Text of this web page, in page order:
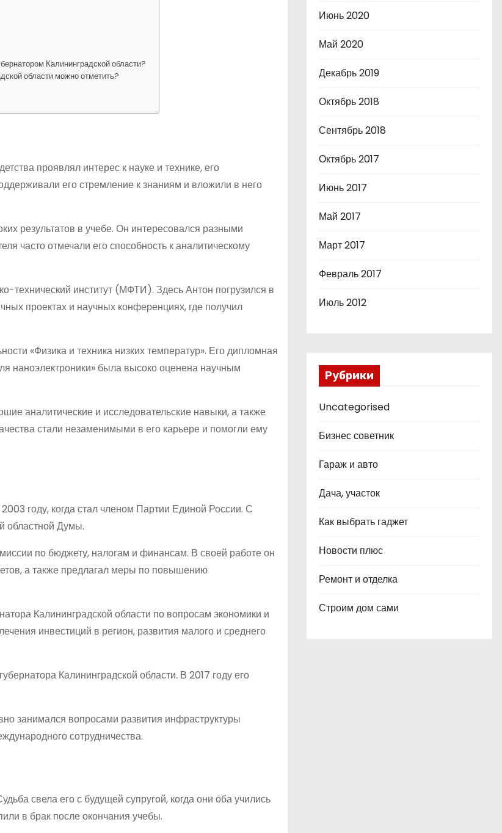
Калининградской области?
области можно отметить?
проявлял интерес к науке и технике, его
его стремление к знаниям и вложили в него
результатов в учебе. Он интересовался разными
часто отмечали его способность к аналитическому
технический институт (МФТИ). Здесь Антон погрузился в
проектах и научных конференциях, где получил
«Физика и техника низких температур». Его дипломная
наноэлектроники» была высоко оценена научным
аналитические и исследовательские навыки, а также
стали незаменимыми в его карьере и помогли ему
году, когда стал членом Партии Единой России. С
областной Думы.
по бюджету, налогам и финансам. В своей работе он
а также предлагал меры по повышению
Калининградской области по вопросам экономики и
инвестиций в регион, развития малого и среднего
Калининградской области. В 2017 году его
занимался вопросами развития инфраструктуры
сотрудничества.
свела его с будущей супругой, когда они оба учились
в брак после окончания учебы.
Июнь 2020
Май 2020
Декабрь 2019
Октябрь 2018
Сентябрь 2018
Октябрь 2017
Июнь 2017
Май 2017
Март 2017
Февраль 2017
Июль 2012
Рубрики
Uncategorised
Бизнес советник
Гараж и авто
Дача, участок
Как выбрать гаджет
Новости плюс
Ремонт и отделка
Строим дом сами